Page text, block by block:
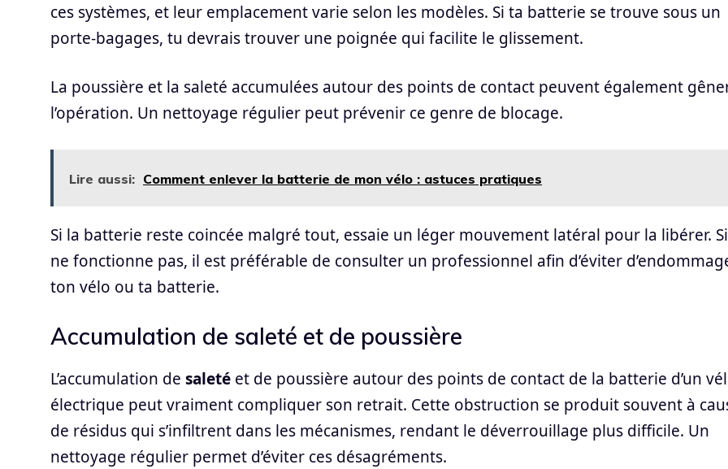
ces systèmes, et leur emplacement varie selon les modèles. Si ta batterie se trouve sous un
porte-bagages, tu devrais trouver une poignée qui facilite le glissement.
La poussière et la saleté accumulées autour des points de contact peuvent également
l’opération. Un nettoyage régulier peut prévenir ce genre de blocage.
Lire aussi: Comment enlever la batterie de mon vélo : astuces pratiques
Si la batterie reste coincée malgré tout, essaie un léger mouvement latéral pour la libérer.
ne fonctionne pas, il est préférable de consulter un professionnel afin d’éviter
ton vélo ou ta batterie.
Accumulation de saleté et de poussière
L’accumulation de saleté et de poussière autour des points de contact de la batterie d’un
électrique peut vraiment compliquer son retrait. Cette obstruction se produit souvent à
de résidus qui s’infiltrent dans les mécanismes, rendant le déverrouillage plus difficile. Un
nettoyage régulier permet d’éviter ces désagréments.